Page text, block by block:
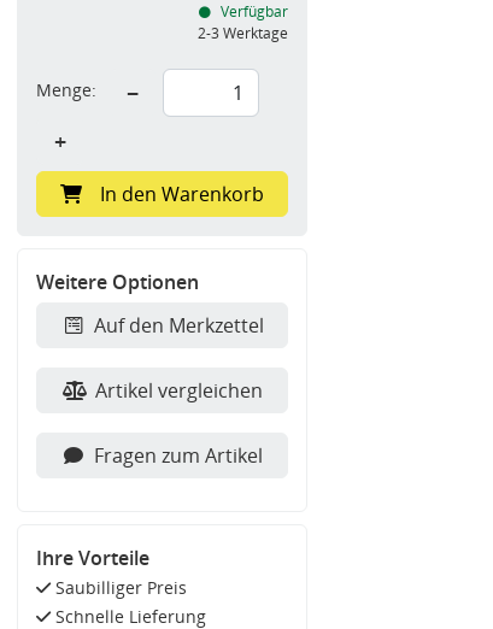
Verfügbar
2-3 Werktage
Menge:
−
+
In den Warenkorb
Weitere Optionen
Auf den Merkzettel
Artikel vergleichen
Fragen zum Artikel
Ihre Vorteile
Saubilliger Preis
Schnelle Lieferung